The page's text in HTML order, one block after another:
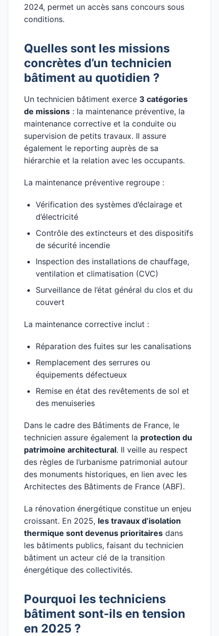
2024, permet un accès sans concours sous
conditions.
Quelles sont les missions
concrètes d’un technicien
bâtiment au quotidien ?
Un technicien bâtiment exerce 3 catégories
de missions : la maintenance préventive, la
maintenance corrective et la conduite ou
supervision de petits travaux. Il assure
également le reporting auprès de sa
hiérarchie et la relation avec les occupants.
La maintenance préventive regroupe :
Vérification des systèmes d’éclairage et
d’électricité
Contrôle des extincteurs et des dispositifs
de sécurité incendie
Inspection des installations de chauffage,
ventilation et climatisation (CVC)
Surveillance de l’état général du clos et du
couvert
La maintenance corrective inclut :
Réparation des fuites sur les canalisations
Remplacement des serrures ou
équipements défectueux
Remise en état des revêtements de sol et
des menuiseries
Dans le cadre des Bâtiments de France, le
technicien assure également la protection du
patrimoine architectural. Il veille au respect
des règles de l’urbanisme patrimonial autour
des monuments historiques, en lien avec les
Architectes des Bâtiments de France (ABF).
La rénovation énergétique constitue un enjeu
croissant. En 2025, les travaux d’isolation
thermique sont devenus prioritaires dans
les bâtiments publics, faisant du technicien
bâtiment un acteur clé de la transition
énergétique des collectivités.
Pourquoi les techniciens
bâtiment sont-ils en tension
en 2025 ?